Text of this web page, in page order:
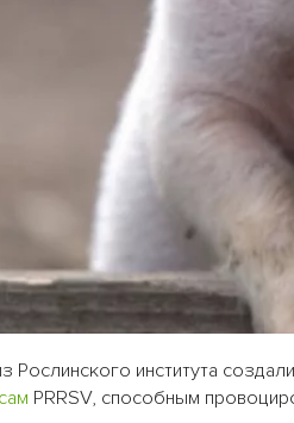
Рослинского института создали
PRRSV, способным